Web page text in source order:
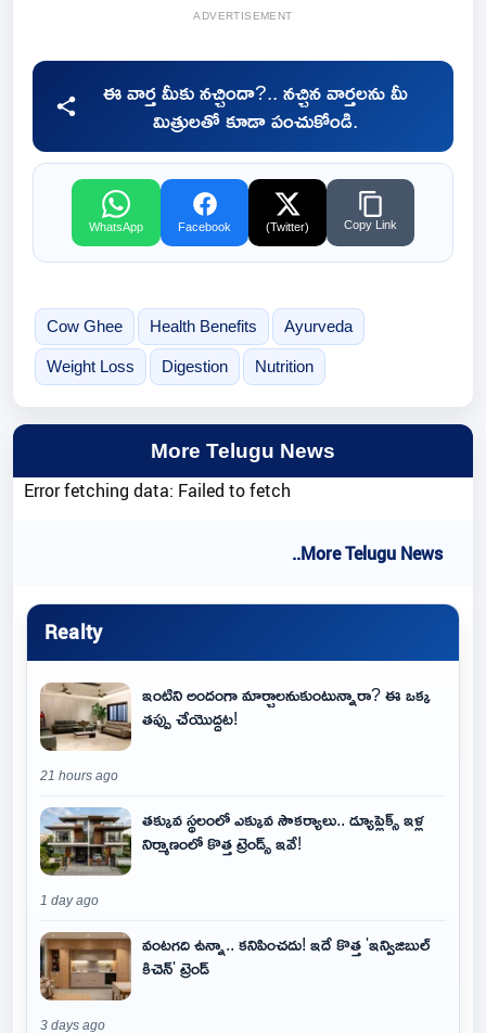
ADVERTISEMENT
ఈ వార్త మీకు నచ్చిందా?.. నచ్చిన వార్తలను మీ
మిత్రులతో కూడా పంచుకోండి.
WhatsApp Facebook (Twitter) Copy Link
Cow Ghee Health Benefits Ayurveda
Weight Loss Digestion Nutrition
More Telugu News
Error fetching data: Failed to fetch
..More Telugu News
Realty
ఇంటిని అందంగా మార్చాలనుకుంటున్నారా? ఈ ఒక్క
తప్పు చేయొద్దట!
21 hours ago
తక్కువ స్థలంలో ఎక్కువ సౌకర్యాలు.. డ్యూప్లెక్స్ ఇళ్ల
నిర్మాణంలో కొత్త ట్రెండ్స్ ఇవే!
1 day ago
వంటగది ఉన్నా.. కనిపించదు! ఇదే కొత్త 'ఇన్విజిబుల్
కిచెన్' ట్రెండ్
3 days ago